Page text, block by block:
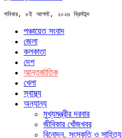
শনিবার, ৮ই আগস্ট, ২০২৬ খ্রিস্টাব্দ
পঞ্চায়েত সংবাদ
জেলা
কলকাতা
দেশ
আন্তর্জাতিক
খেলা
স্বাস্থ্য
অন্যান্য
মুখ্যমন্ত্রীর দরবার
জীবিকার খোঁজখবর
বিনোদন, সংস্কৃতি ও সাহিত্য